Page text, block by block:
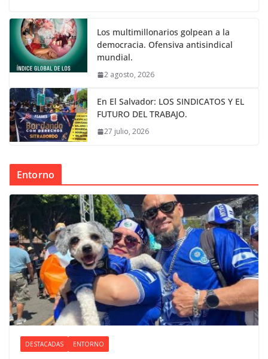
Los multimillonarios golpean a la
democracia. Ofensiva antisindical
mundial.
2 agosto, 2026
En El Salvador: LOS SINDICATOS Y EL
FUTURO DEL TRABAJO.
27 julio, 2026
Entorno
DESTACADAS ENTORNO